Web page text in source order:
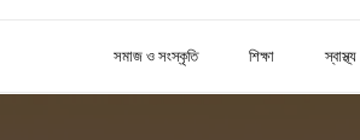
সমাজ ও সংস্কৃতি শিক্ষা স্বাস্থ্য